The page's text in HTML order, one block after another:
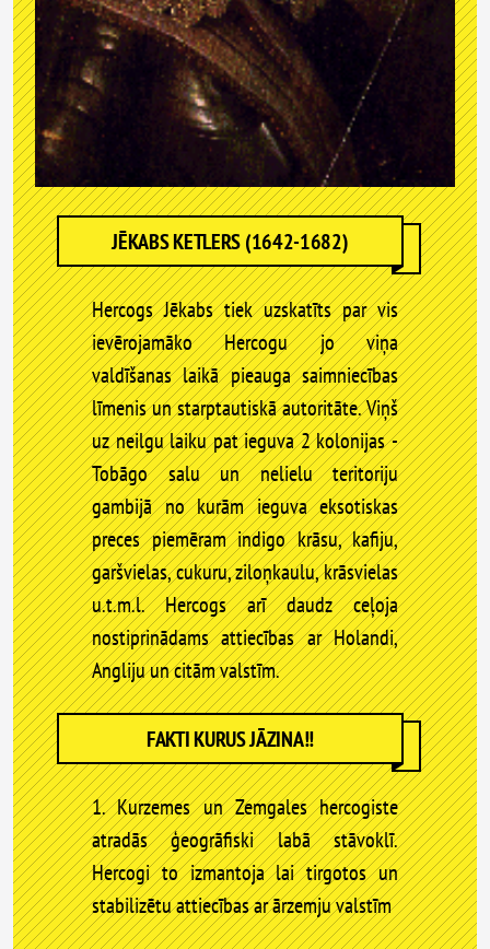
JĒKABS KETLERS (1642-1682)
Hercogs Jēkabs tiek uzskatīts par vis
ievērojamāko Hercogu jo viņa
valdīšanas laikā pieauga saimniecības
līmenis un starptautiskā autoritāte. Viņš
uz neilgu laiku pat ieguva 2 kolonijas -
Tobāgo salu un nelielu teritoriju
gambijā no kurām ieguva eksotiskas
preces piemēram indigo krāsu, kafiju,
garšvielas, cukuru, ziloņkaulu, krāsvielas
u.t.m.l. Hercogs arī daudz ceļoja
nostiprinādams attiecības ar Holandi,
Angliju un citām valstīm.
FAKTI KURUS JĀZINA!!
1. Kurzemes un Zemgales hercogiste
atradās ģeogrāfiski labā stāvoklī.
Hercogi to izmantoja lai tirgotos un
stabilizētu attiecības ar ārzemju valstīm